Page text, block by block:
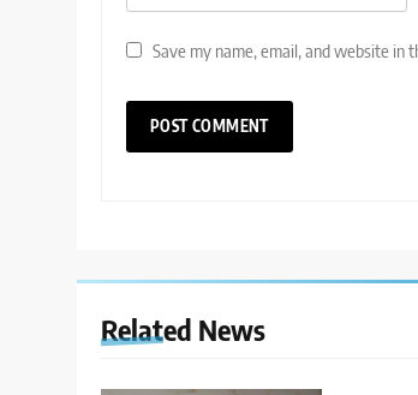
Save my name, email, and website
Related News